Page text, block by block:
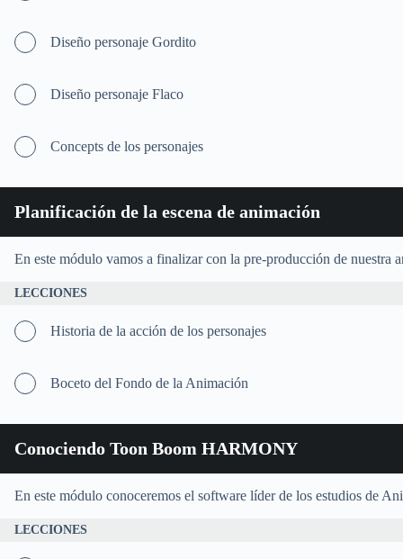
Diseño personaje Gordito
Diseño personaje Flaco
Concepts de los personajes
Planificación de la escena de animación
En este módulo vamos a finalizar con la pre-producción de nuestra
LECCIONES
Historia de la acción de los personajes
Boceto del Fondo de la Animación
Conociendo Toon Boom HARMONY
En este módulo conoceremos el software líder de los estudios de
LECCIONES